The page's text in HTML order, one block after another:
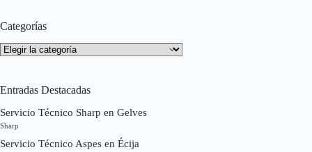
Categorías
Categorías
Entradas Destacadas
Servicio Técnico Sharp en Gelves
Sharp
Servicio Técnico Aspes en Écija